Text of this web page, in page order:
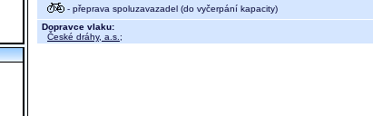
- přeprava spoluzavazadel (do vyčerpání kapacity)
Dopravce vlaku:
České dráhy, a.s. ;